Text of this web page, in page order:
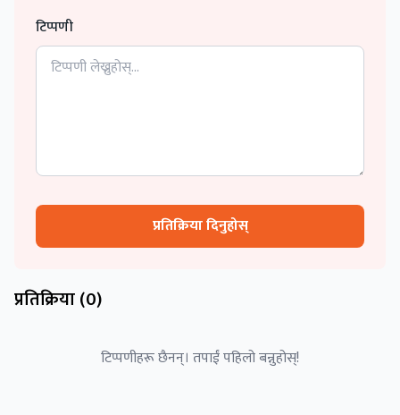
टिप्पणी
प्रतिक्रिया दिनुहोस्
प्रतिक्रिया (0)
टिप्पणीहरू छैनन्। तपाईं पहिलो बन्नुहोस्!